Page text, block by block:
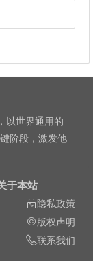
以世界通用的
阶段，激发他
于本站
隐私政策
版权声明
联系我们